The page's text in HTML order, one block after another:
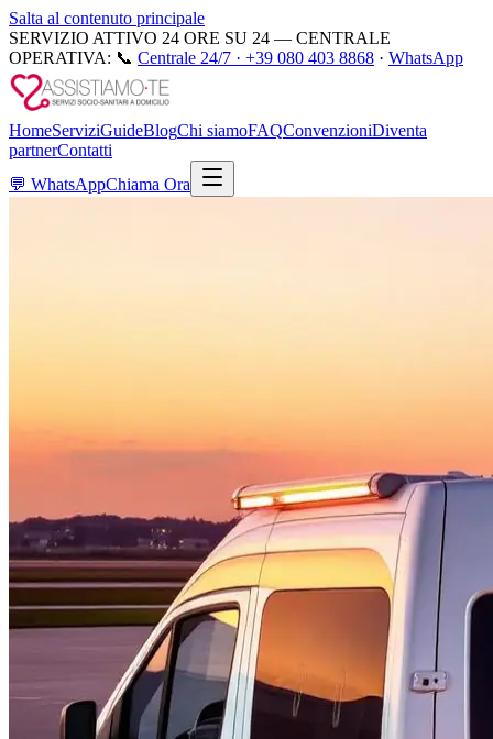
Salta al contenuto principale
SERVIZIO ATTIVO 24 ORE SU 24 — CENTRALE
OPERATIVA: 📞 Centrale 24/7 · +39 080 403 8868 · WhatsApp
HomeServiziGuideBlogChi siamoFAQConvenzioniDiventa
partnerContatti
💬 WhatsAppChiama Ora